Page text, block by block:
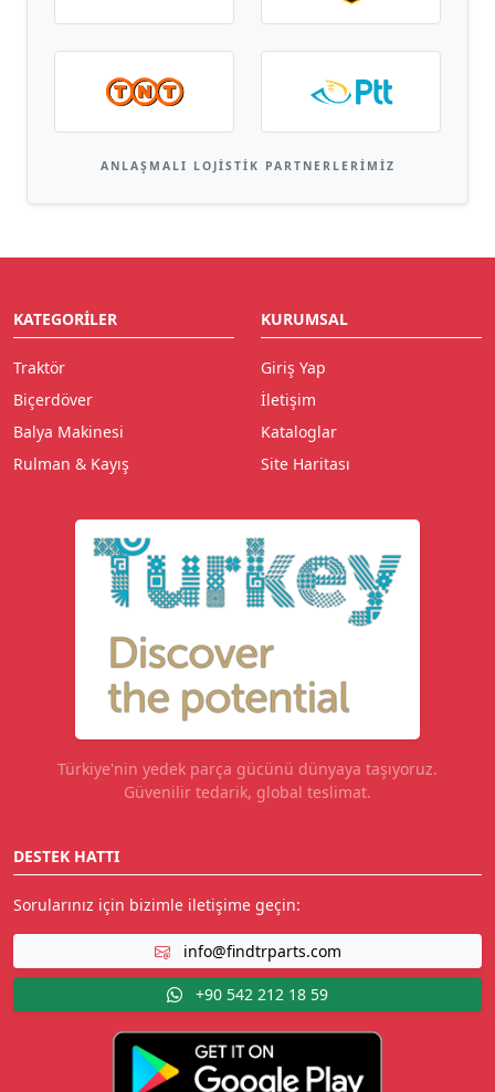
ANLAŞMALI LOJISTIK PARTNERLERIMIZ
KATEGORILER
Traktör
Biçerdöver
Balya Makinesi
Rulman & Kayış
KURUMSAL
Giriş Yap
İletişim
Kataloglar
Site Haritası
Türkiye'nin yedek parça gücünü dünyaya taşıyoruz.
Güvenilir tedarik, global teslimat.
DESTEK HATTI
Sorularınız için bizimle iletişime geçin:
info@findtrparts.com
+90 542 212 18 59